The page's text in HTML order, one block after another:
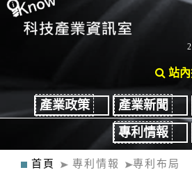
站
產業政策 產業新聞
專利情報
首頁 專利情報 專利布局